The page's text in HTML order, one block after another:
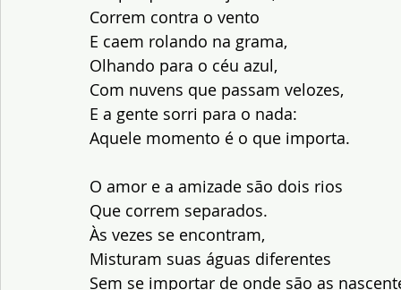
Correm contra o vento
E caem rolando na grama,
Olhando para o céu azul,
Com nuvens que passam velozes,
E a gente sorri para o nada:
Aquele momento é o que importa.
O amor e a amizade são dois rios
Que correm separados.
Às vezes se encontram,
Misturam suas águas diferentes
Sem se importar de onde são as